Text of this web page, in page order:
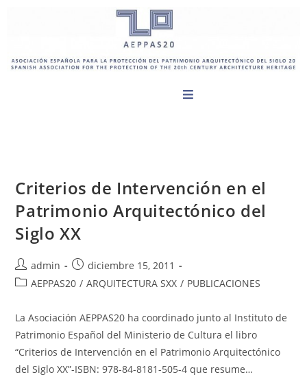
Criterios de Intervención en el
Patrimonio Arquitectónico del
Siglo XX
admin
diciembre 15, 2011
AEPPAS20 / ARQUITECTURA SXX / PUBLICACIONES
La Asociación AEPPAS20 ha coordinado junto al Instituto de
Patrimonio Español del Ministerio de Cultura el libro
“Criterios de Intervención en el Patrimonio Arquitectónico
del Siglo XX”-ISBN: 978-84-8181-505-4 que resume…